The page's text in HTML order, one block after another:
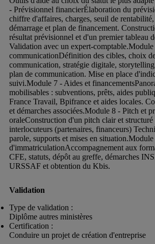
- Prévisionnel financierÉlaboration du
chiffre d'affaires, charges, seuil de
démarrage et plan de financement.
résultat prévisionnel et d'un premier tableau
Validation avec un expert-comptable.Module
communicationDéfinition des cibles, choix
communication, stratégie digitale,
plan de communication. Mise en place
suivi.Module 7 - Aides et
mobilisables : subventions, prêts, aides
France Travail, Bpifrance et aides locales.
et démarches associées.Module 8 - Pitch et
oraleConstruction d'un pitch clair et
interlocuteurs (partenaires, financeurs)
parole, supports et mises en
d'immatriculationAccompagnement aux
CFE, statuts, dépôt au greffe, démarches
URSSAF et obtention du Kbis.
Validation
Type de validation :
Diplôme autres ministères
Certification :
Conduire un projet de création d'entreprise